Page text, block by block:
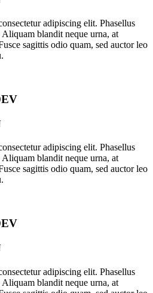
adipiscing elit. Phasellus
Aliquam blandit neque urna, at
sagittis odio quam, sed auctor leo
adipiscing elit. Phasellus
Aliquam blandit neque urna, at
sagittis odio quam, sed auctor leo
adipiscing elit. Phasellus
Aliquam blandit neque urna, at